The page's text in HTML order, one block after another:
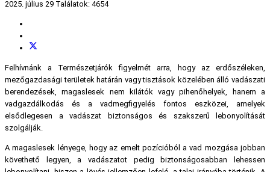
2025. július 29 Találatok: 4654
Felhívnánk a Természetjárók figyelmét arra, hogy az erdőszéleken,
mezőgazdasági területek határán vagy tisztások közelében álló vadászati
berendezések, magaslesek nem kilátók vagy pihenőhelyek, hanem a
vadgazdálkodás és a vadmegfigyelés fontos eszközei, amelyek
elsődlegesen a vadászat biztonságos és szakszerű lebonyolítását
szolgálják.
A magaslesek lényege, hogy az emelt pozícióból a vad mozgása jobban
követhető legyen, a vadászatot pedig biztonságosabban lehessen